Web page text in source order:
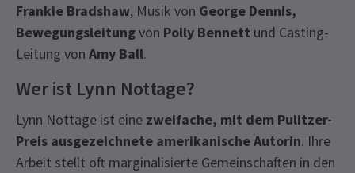
Frankie Bradshaw, Musik von George Dennis,
Bewegungsleitungvon Polly Bennett und Casting-
Leitung von Amy Ball.
Wer ist Lynn Nottage?
Lynn Nottage ist eine zweifache, mit dem Pulitzer-
Preis ausgezeichnete amerikanische Autorin. Ihre
Arbeit stellt oft marginalisierte Gemeinschaften in den